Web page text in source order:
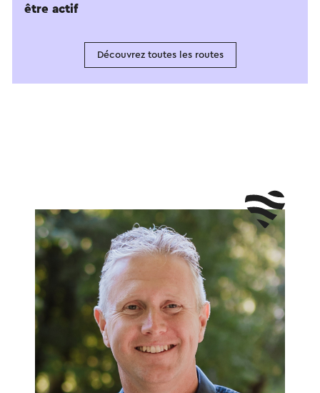
être actif
Découvrez toutes les routes